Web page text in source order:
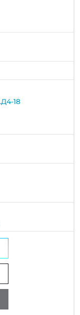
18